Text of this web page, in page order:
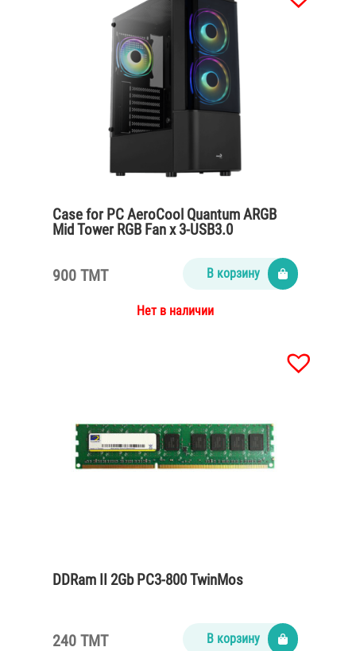
Case for PC AeroCool Quantum ARGB
Mid Tower RGB Fan x 3-USB3.0
900 TMT В корзину
Нет в наличии
DDRam II 2Gb PC3-800 TwinMos
240 TMT В корзину